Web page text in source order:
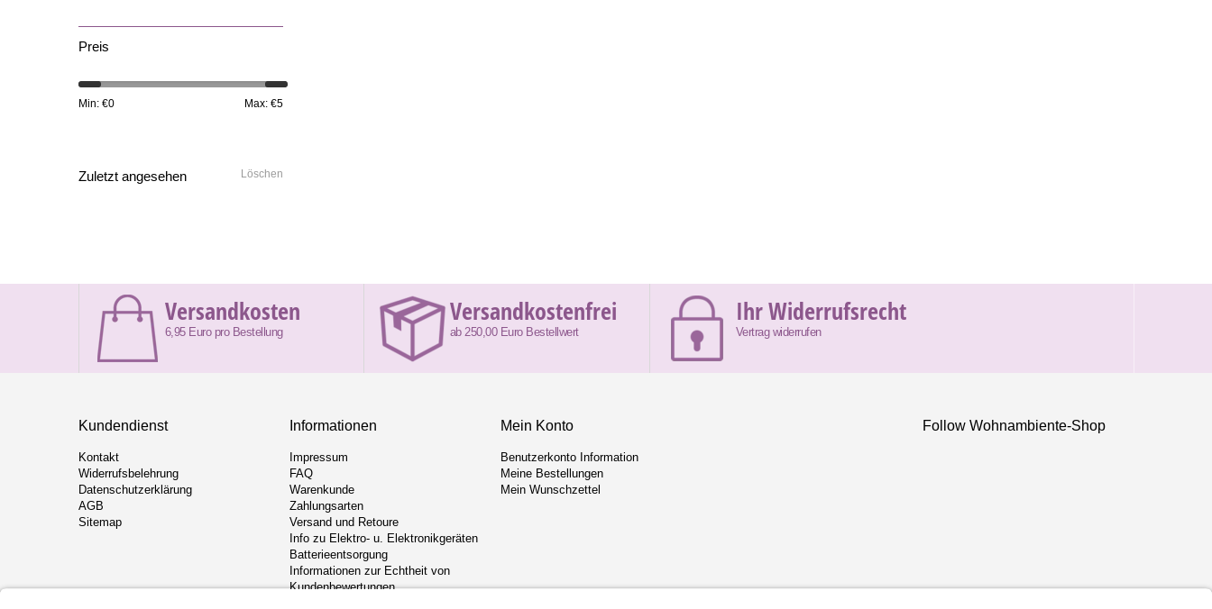
Preis
Min: €0 Max: €5
Zuletzt angesehen Löschen
Versandkosten
6,95 Euro pro Bestellung
Versandkostenfrei
ab 250,00 Euro Bestellwert
Ihr Widerrufsrecht
Vertrag widerrufen
Kundendienst
Kontakt
Widerrufsbelehrung
Datenschutzerklärung
AGB
Sitemap
Informationen
Impressum
FAQ
Warenkunde
Zahlungsarten
Versand und Retoure
Info zu Elektro- u. Elektronikgeräten
Batterieentsorgung
Informationen zur Echtheit von
Kundenbewertungen
Mein Konto
Benutzerkonto Information
Meine Bestellungen
Mein Wunschzettel
Follow Wohnambiente-Shop